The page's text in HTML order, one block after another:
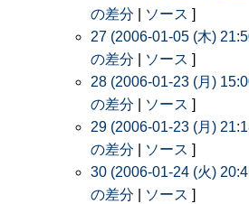
の差分
ソース ]
27 (2006-01-05 (木)
の差分
ソース ]
28 (2006-01-23 (月)
の差分
ソース ]
29 (2006-01-23 (月)
の差分
ソース ]
30 (2006-01-24 (火)
の差分
ソース ]